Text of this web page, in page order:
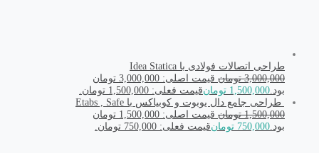
طراحی اتصالات فولادی با Idea Statica
3,000,000 تومان
قیمت اصلی: 3,000,000 تومان
بود.1,500,000 تومانقیمت فعلی: 1,500,000 تومان.
طراحی جامع دال یوبوت و کوبیاکس با Etabs , Safe
1,500,000 تومان
قیمت اصلی: 1,500,000 تومان
بود.750,000 تومانقیمت فعلی: 750,000 تومان.